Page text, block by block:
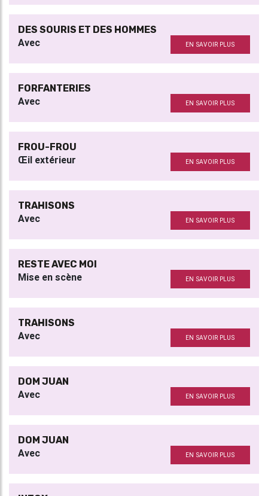
DES SOURIS ET DES HOMMES
Avec EN SAVOIR PLUS
FORFANTERIES
Avec EN SAVOIR PLUS
FROU-FROU
Œil extérieur EN SAVOIR PLUS
TRAHISONS
Avec EN SAVOIR PLUS
RESTE AVEC MOI
Mise en scène EN SAVOIR PLUS
TRAHISONS
Avec EN SAVOIR PLUS
DOM JUAN
Avec EN SAVOIR PLUS
DOM JUAN
Avec EN SAVOIR PLUS